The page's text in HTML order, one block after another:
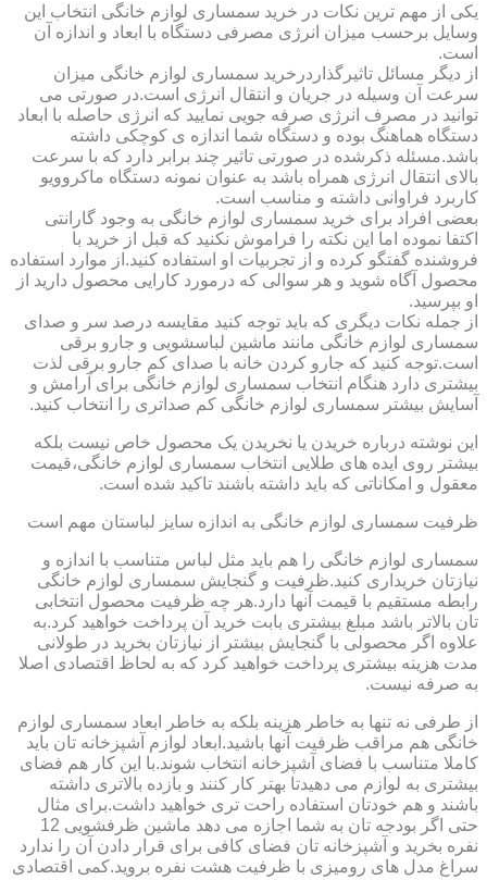
یکی از مهم ترین نکات در خرید سمساری لوازم خانگی انتخاب این
وسایل برحسب میزان انرژی مصرفی دستگاه با ابعاد و اندازه آن
است.
از دیگر مسائل تاثیرگذاردرخرید سمساری لوازم خانگی میزان
سرعت آن وسیله در جریان و انتقال انرژی است.در صورتی می
توانید در مصرف انرژی صرفه جویی نمایید که انرژی حاصله با ابعاد
دستگاه هماهنگ بوده و دستگاه شما اندازه ی کوچکی داشته
باشد.مسئله ذکرشده در صورتی تاثیر چند برابر دارد که با سرعت
بالای انتقال انرژی همراه باشد به عنوان نمونه دستگاه ماکروویو
کاربرد فراوانی داشته و مناسب است.
بعضی افراد برای خرید سمساری لوازم خانگی به وجود گارانتی
اکتفا نموده اما این نکته را فراموش نکنید که قبل از خرید با
فروشنده گفتگو کرده و از تجربیات او استفاده کنید.از موارد استفاده
محصول آگاه شوید و هر سوالی که درمورد کارایی محصول دارید از
او بپرسید.
از جمله نکات دیگری که باید توجه کنید مقایسه درصد سر و صدای
سمساری لوازم خانگی مانند ماشین لباسشویی و جارو برقی
است.توجه کنید که جارو کردن خانه با صدای کم جارو برقی لذت
بیشتری دارد هنگام انتخاب سمساری لوازم خانگی برای آرامش و
آسایش بیشتر سمساری لوازم خانگی کم صداتری را انتخاب کنید.
این نوشته درباره خریدن یا نخریدن یک محصول خاص نیست بلکه
بیشتر روی ایده های طلایی انتخاب سمساری لوازم خانگی،قیمت
معقول و امکاناتی که باید داشته باشند تاکید شده است.
ظرفیت سمساری لوازم خانگی به اندازه سایز لباستان مهم است
سمساری لوازم خانگی را هم باید مثل لباس متناسب با اندازه و
نیازتان خریداری کنید.ظرفیت و گنجایش سمساری لوازم خانگی
رابطه مستقیم با قیمت آنها دارد.هر چه ظرفیت محصول انتخابی
تان بالاتر باشد مبلغ بیشتری بابت خرید آن پرداخت خواهید کرد.به
علاوه اگر محصولی با گنجایش بیشتر از نیازتان بخرید در طولانی
مدت هزینه بیشتری پرداخت خواهید کرد که به لحاظ اقتصادی اصلا
به صرفه نیست.
از طرفی نه تنها به خاطر هزینه بلکه به خاطر ابعاد سمساری لوازم
خانگی هم مراقب ظرفیت آنها باشید.ابعاد لوازم آشپزخانه تان باید
کاملا متناسب با فضای آشپزخانه انتخاب شوند.با این کار هم فضای
بیشتری به لوازم می دهیدتا بهتر کار کنند و بازده بالاتری داشته
باشند و هم خودتان استفاده راحت تری خواهید داشت.برای مثال
حتی اگر بودجه تان به شما اجازه می دهد ماشین ظرفشویی 12
نفره بخرید و آشپزخانه تان فضای کافی برای قرار دادن آن را ندارد
سراغ مدل های رومیزی با ظرفیت هشت نفره بروید.کمی اقتصادی